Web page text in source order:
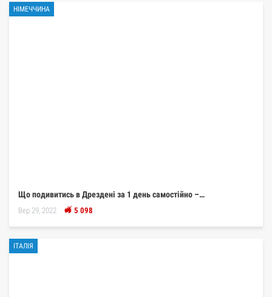
НІМЕЧЧИНА
Що подивитись в Дрездені за 1 день самостійно –…
Вер 29, 2022 5 098
ІТАЛІЯ